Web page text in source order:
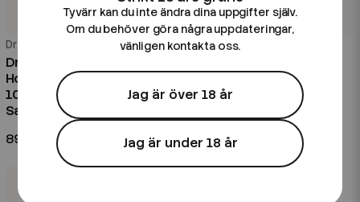
Dr Frost
Dr Frost Polar Ice Nic Salt |
Honeydew Blackcurrant |
10ml E-Juice | 14,5mg
Saltnikotin
89 kr
Dr Frost
Mixed Fruit | 10ml E-Juice |
14,5mg Saltnikotin
89 kr
Tyvärr kan du inte ändra dina uppgifter själv.
Om du behöver göra några uppdateringar,
vänligen kontakta oss.
Jag är över 18 år
Jag är under 18 år